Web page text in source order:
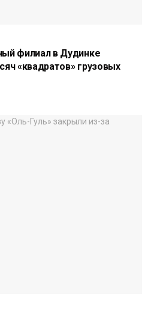
филиал в Дудинке
«квадратов» грузовых